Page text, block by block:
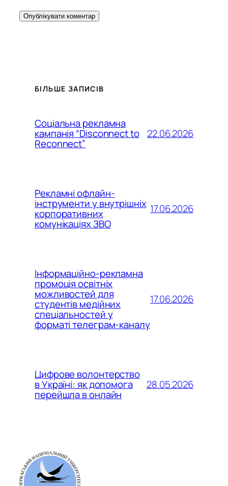
БІЛЬШЕ ЗАПИСІВ
Соціальна рекламна
кампанія “Disconnect to
Reconnect”
22.06.2026
Рекламні офлайн-
інструменти у внутрішніх
корпоративних
комунікаціях ЗВО
17.06.2026
Інформаційно-рекламна
промоція освітніх
можливостей для
студентів медійних
спеціальностей у
форматі телеграм-каналу
17.06.2026
Цифрове волонтерство
в Україні: як допомога
перейшла в онлайн
28.05.2026